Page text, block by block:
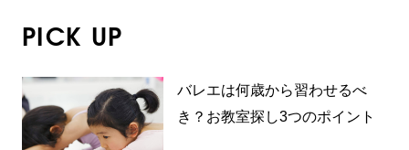
PICK UP
バレエは何歳から習わせるべ
き？お教室探し3つのポイント